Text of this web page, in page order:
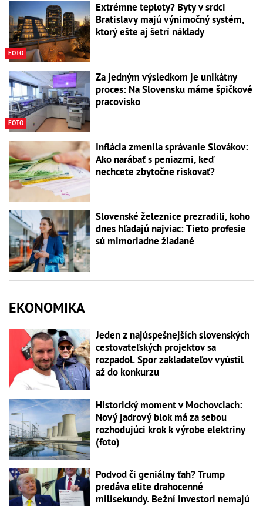
FOTO
Extrémne teploty? Byty v srdci
Bratislavy majú výnimočný systém,
ktorý ešte aj šetrí náklady
FOTO
Za jedným výsledkom je unikátny
proces: Na Slovensku máme špičkové
pracovisko
Inflácia zmenila správanie Slovákov:
Ako narábať s peniazmi, keď
nechcete zbytočne riskovať?
Slovenské železnice prezradili, koho
dnes hľadajú najviac: Tieto profesie
sú mimoriadne žiadané
EKONOMIKA
Jeden z najúspešnejších slovenských
cestovateľských projektov sa
rozpadol. Spor zakladateľov vyústil
až do konkurzu
Historický moment v Mochovciach:
Nový jadrový blok má za sebou
rozhodujúci krok k výrobe elektriny
(foto)
Podvod či geniálny ťah? Trump
predáva elite drahocenné
milisekundy. Bežní investori nemajú